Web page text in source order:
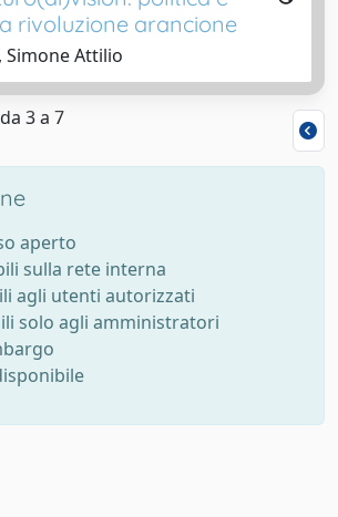
rivoluzione arancione
Simone Attilio
3 a 7
aperto
sulla rete interna
agli utenti autorizzati
solo agli amministratori